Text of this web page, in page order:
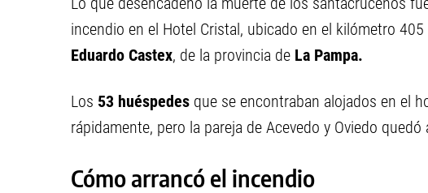
incendio en el Hotel Cristal, ubicado en el kilómetro
Eduardo Castex, de la provincia de La Pampa.
Los 53 huéspedes que se encontraban alojados en el
rápidamente, pero la pareja de Acevedo y Oviedo
Cómo arrancó el incendio